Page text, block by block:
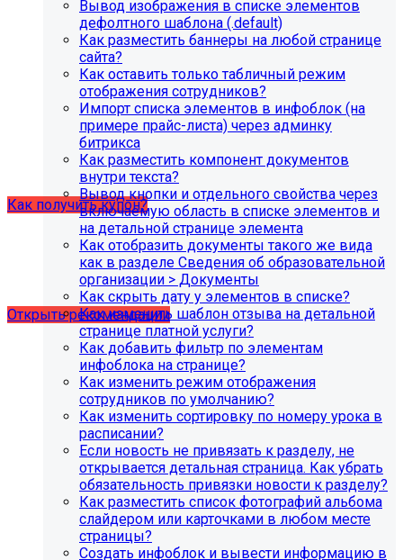
В связи с новыми требованиями Приказа 1493
Рособнадзора нами были внесены изменения в
поставку готовых решений для образовательных
организаций.
Теперь в сборку готовых решений для образовательных
организаций входит модуль SIMAI-SF4: Сведения об
образовательной организации (simai.sveden). Для
корректной работы модуля необходимо активировать
купон на него.
Как получить купон?
Что делать, если на хостинге не
хватает места?
Открыть рекомендации
Вывод изображения в списке элементов
дефолтного шаблона (.default)
Как разместить баннеры на любой странице
сайта?
Как оставить только табличный режим
отображения сотрудников?
Импорт списка элементов в инфоблок (на
примере прайс-листа) через админку
битрикса
Как разместить компонент документов
внутри текста?
Вывод кнопки и отдельного свойства через
включаемую область в списке элементов и
на детальной странице элемента
Как отобразить документы такого же вида
как в разделе Сведения об образовательной
организации > Документы
Как скрыть дату у элементов в списке?
Как изменить шаблон отзыва на детальной
странице платной услуги?
Как добавить фильтр по элементам
инфоблока на странице?
Как изменить режим отображения
сотрудников по умолчанию?
Как изменить сортировку по номеру урока в
расписании?
Если новость не привязать к разделу, не
открывается детальная страница. Как убрать
обязательность привязки новости к разделу?
Как разместить список фотографий альбома
слайдером или карточками в любом месте
страницы?
Создать инфоблок и вывести информацию в